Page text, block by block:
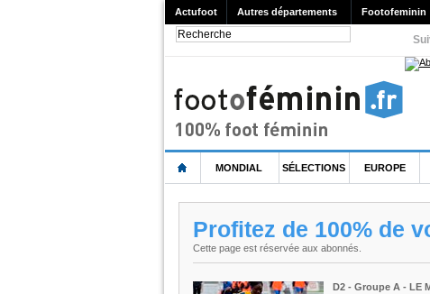
Actufoot Autres départements Footofeminin
MONDIAL SÉLECTIONS EUROPE
Profitez de 100% de
Cette page est réservée aux abonnés.
D2 - Groupe A - LE